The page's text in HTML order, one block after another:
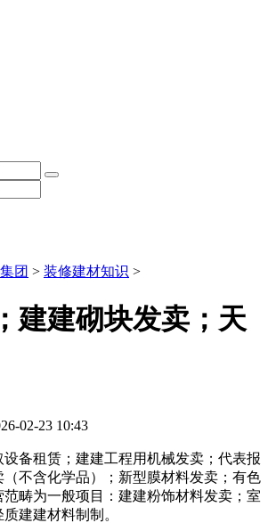
团 > 装修建材知识 >
建建砌块发卖；天
02-23 10:43
租赁；建建工程用机械发卖；代表报
不含化学品）；新型膜材料发卖；有色
畴为一般项目：建建粉饰材料发卖；室
建建材料制制。